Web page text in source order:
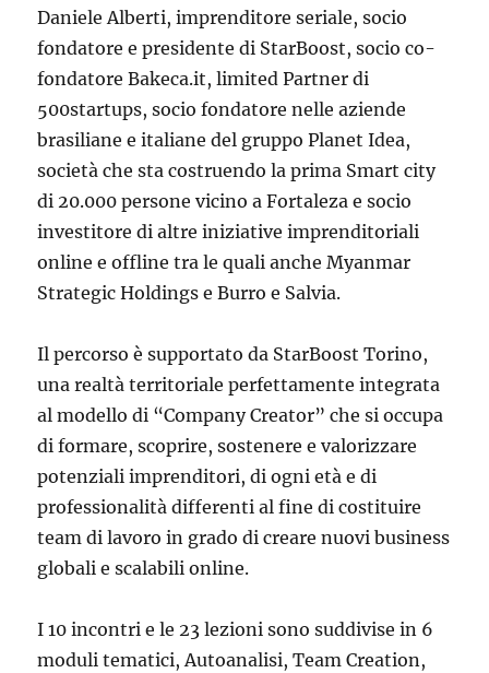
Daniele Alberti, imprenditore seriale, socio
fondatore e presidente di StarBoost, socio co-
fondatore Bakeca.it, limited Partner di
500startups, socio fondatore nelle aziende
brasiliane e italiane del gruppo Planet Idea,
società che sta costruendo la prima Smart city
di 20.000 persone vicino a Fortaleza e socio
investitore di altre iniziative imprenditoriali
online e offline tra le quali anche Myanmar
Strategic Holdings e Burro e Salvia.
Il percorso è supportato da StarBoost Torino,
una realtà territoriale perfettamente integrata
al modello di “Company Creator” che si occupa
di formare, scoprire, sostenere e valorizzare
potenziali imprenditori, di ogni età e di
professionalità differenti al fine di costituire
team di lavoro in grado di creare nuovi business
globali e scalabili online.
I 10 incontri e le 23 lezioni sono suddivise in 6
moduli tematici, Autoanalisi, Team Creation,